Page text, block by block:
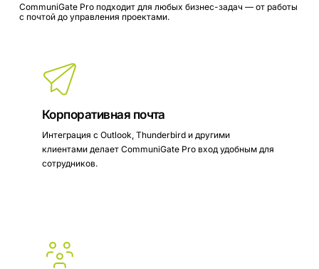
CommuniGate Pro подходит для любых бизнес-задач — от работы
с почтой до управления проектами.
Корпоративная почта
Интеграция с Outlook, Thunderbird и другими
клиентами делает CommuniGate Pro вход удобным для
сотрудников.